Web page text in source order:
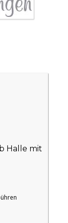
Halle mit